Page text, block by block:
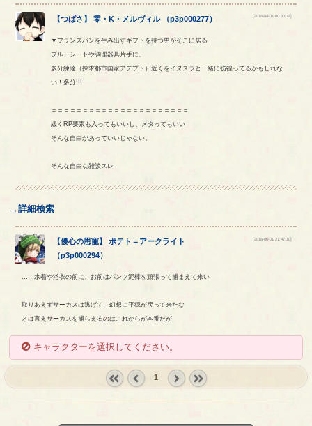
【つばさ 】零 ・K ・ メルヴィル（p3p000277） [2018-04-01 00:30:14]
▼フランスパンを生み出すギフトを持つ男がそこに居る
ブルーシートや調理器具片手に、
多分練達（探求都市国家アデプト）近くをイヌスラと一緒に彷徨ってるかもしれな
い！多分!!!
＝＝＝＝＝＝＝＝＝＝＝＝＝＝＝＝＝＝＝＝＝＝
緩くRP要素も入ってもいいし、メタってもいい
そんな自由があっていいじゃない。
そんな自由な雑談スレ
→詳細検索
【優心の恩寵】 ポテト ＝ アークライト
（p3p000294）
[2018-06-01 21:47:10]
……水着や浴衣の前に、お前はパンツ泥棒を頑張って捕まえて来い
取りあえずサーカスは逃げて、幻想に平穏が戻って来たな
とは言えサーカスを捕らえるのはこれからが本番だが
キャラクターを選択してください。
1